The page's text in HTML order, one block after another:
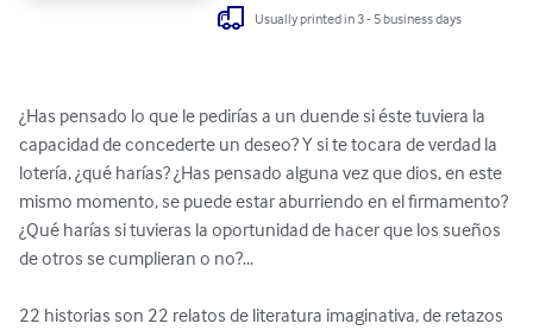
Usually printed in 3 - 5 business days
¿Has pensado lo que le pedirías a un duende si éste tuviera la
capacidad de concederte un deseo? Y si te tocara de verdad la
lotería, ¿qué harías? ¿Has pensado alguna vez que dios, en este
mismo momento, se puede estar aburriendo en el firmamento?
¿Qué harías si tuvieras la oportunidad de hacer que los sueños
de otros se cumplieran o no?...
22 historias son 22 relatos de literatura imaginativa, de retazos